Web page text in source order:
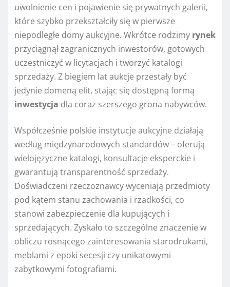
uwolnienie cen i pojawienie się prywatnych galerii,
które szybko przekształciły się w pierwsze
niepodległe domy aukcyjne. Wkrótce rodzimy rynek
przyciągnął zagranicznych inwestorów, gotowych
uczestniczyć w licytacjach i tworzyć katalogi
sprzedaży. Z biegiem lat aukcje przestały być
jedynie domeną elit, stając się dostępną formą
inwestycja dla coraz szerszego grona nabywców.
Współcześnie polskie instytucje aukcyjne działają
według międzynarodowych standardów – oferują
wielojęzyczne katalogi, konsultacje eksperckie i
gwarantują transparentność sprzedaży.
Doświadczeni rzeczoznawcy wyceniają przedmioty
pod kątem stanu zachowania i rzadkości, co
stanowi zabezpieczenie dla kupujących i
sprzedających. Zyskało to szczególne znaczenie w
obliczu rosnącego zainteresowania starodrukami,
meblami z epoki secesji czy unikatowymi
zabytkowymi fotografiami.